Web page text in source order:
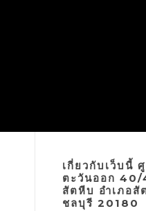
เกี่ยวกับเว็บนี้
ตะวันออก
สัตหีบ อำเภอสั
ชลบุรี 20180